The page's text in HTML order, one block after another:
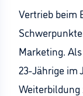
Vertrieb beim
Marketing.
23-Jährige im
Weiterbildung